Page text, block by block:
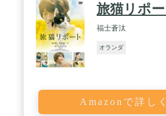
旅猫リポ
福士蒼汰
オランダ
Amazonで詳し